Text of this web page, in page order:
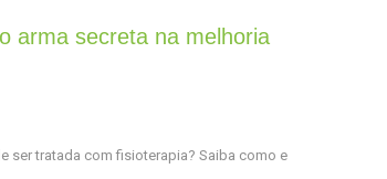
arma secreta na melhoria
ser tratada com fisioterapia? Saiba como e